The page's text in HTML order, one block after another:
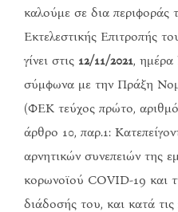
καλούμε σε δια περιφοράς
Εκτελεστικής Επιτροπής
γίνει στις 12/11/2021, ημέρα
σύμφωνα με την Πράξη
(ΦΕΚ τεύχος πρώτο,
άρθρο 10, παρ.1:
αρνητικών συνεπειών της
κορωνοϊού COVID-19 και
διάδοσής του, και κατά